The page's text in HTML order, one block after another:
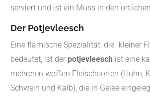
serviert und ist ein Muss in den
Der Potjevleesch
Eine flämische Spezialität, die "kleiner
bedeutet, ist der potjevleesch ist eine
mehreren weißen Fleischsorten (Huhn,
Schwein und Kalb), die in Gelee